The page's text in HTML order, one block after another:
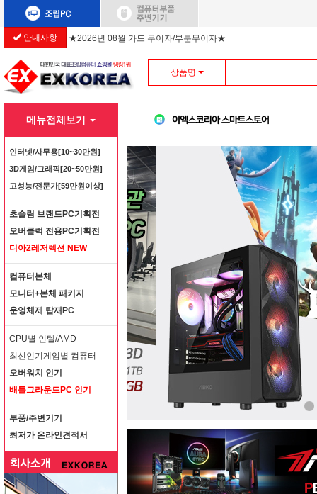
안내사항 ★2026년 08월 카드 무이자/부분무이자★
상품명
메뉴전체보기
인터넷/사무용[10~30만원]
3D게임/그래픽[20~50만원]
고성능/전문가[59만원이상]
초슬림 브랜드PC기획전
오버클럭 전용PC기획전
디아2레저렉션 NEW
컴퓨터본체
모니터+본체 패키지
운영체제 탑재PC
CPU별 인텔/AMD
최신인기게임별 컴퓨터
오버워치 인기
배틀그라운드PC 인기
부품/주변기기
최저가 온라인견적서